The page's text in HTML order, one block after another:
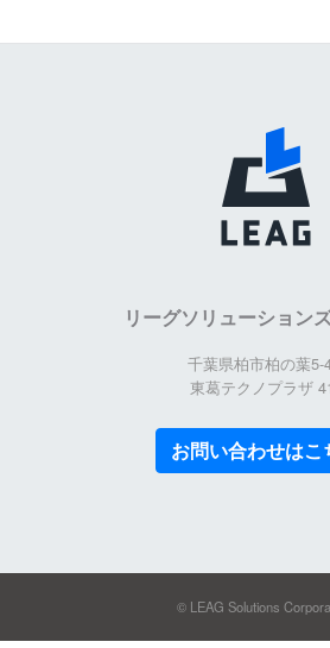
リーグソリューション
千葉県柏市柏の葉5-
東葛テクノプラザ
お問い合わせはこ
© LEAG Solutions